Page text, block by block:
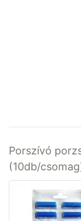
Porszívó
(10db/